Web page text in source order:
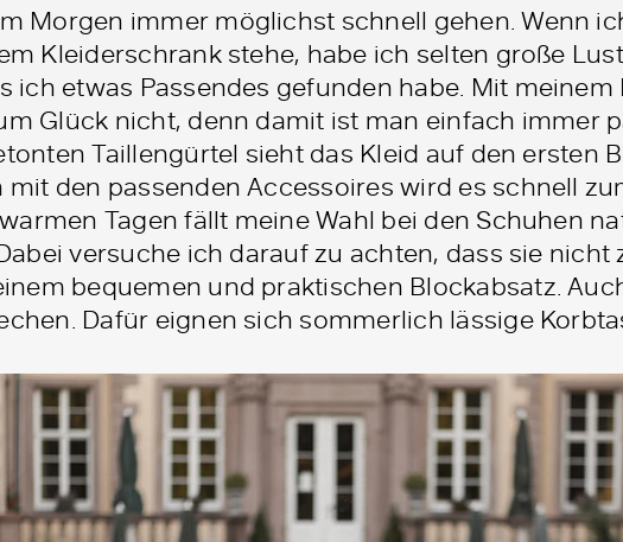
Morgen immer möglichst schnell gehen. Wenn
Kleiderschrank stehe, habe ich selten große
ich etwas Passendes gefunden habe. Mit
Glück nicht, denn damit ist man einfach immer
Taillengürtel sieht das Kleid auf den ersten
mit den passenden Accessoires wird es schnell
Tagen fällt meine Wahl bei den Schuhen
versuche ich darauf zu achten, dass sie nicht
bequemen und praktischen Blockabsatz.
Dafür eignen sich sommerlich lässige